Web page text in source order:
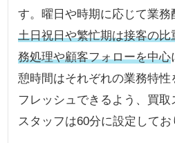
す。曜日や時期に応じて業務
土日祝日や繁忙期は接客の
務処理や顧客フォローを中心
憩時間はそれぞれの業務特性
フレッシュできるよう、買
スタッフは60分に設定してお